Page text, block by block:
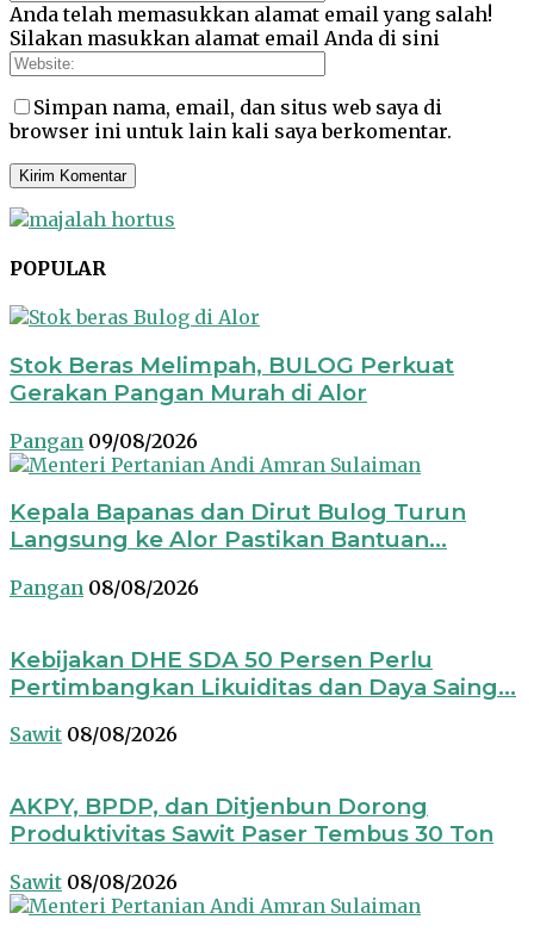
Anda telah memasukkan alamat email yang salah!
Silakan masukkan alamat email Anda di sini
Simpan nama, email, dan situs web saya di
browser ini untuk lain kali saya berkomentar.
POPULAR
Stok Beras Melimpah, BULOG Perkuat
Gerakan Pangan Murah di Alor
Pangan 09/08/2026
Kepala Bapanas dan Dirut Bulog Turun
Langsung ke Alor Pastikan Bantuan...
Pangan 08/08/2026
Kebijakan DHE SDA 50 Persen Perlu
Pertimbangkan Likuiditas dan Daya Saing...
Sawit 08/08/2026
AKPY, BPDP, dan Ditjenbun Dorong
Produktivitas Sawit Paser Tembus 30 Ton
Sawit 08/08/2026